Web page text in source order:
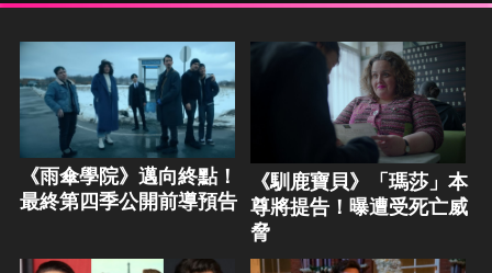
《雨傘學院》邁向終點！
最終第四季公開前導預告
《馴鹿寶貝》「瑪莎」本
尊將提告！曝遭受死亡威
脅